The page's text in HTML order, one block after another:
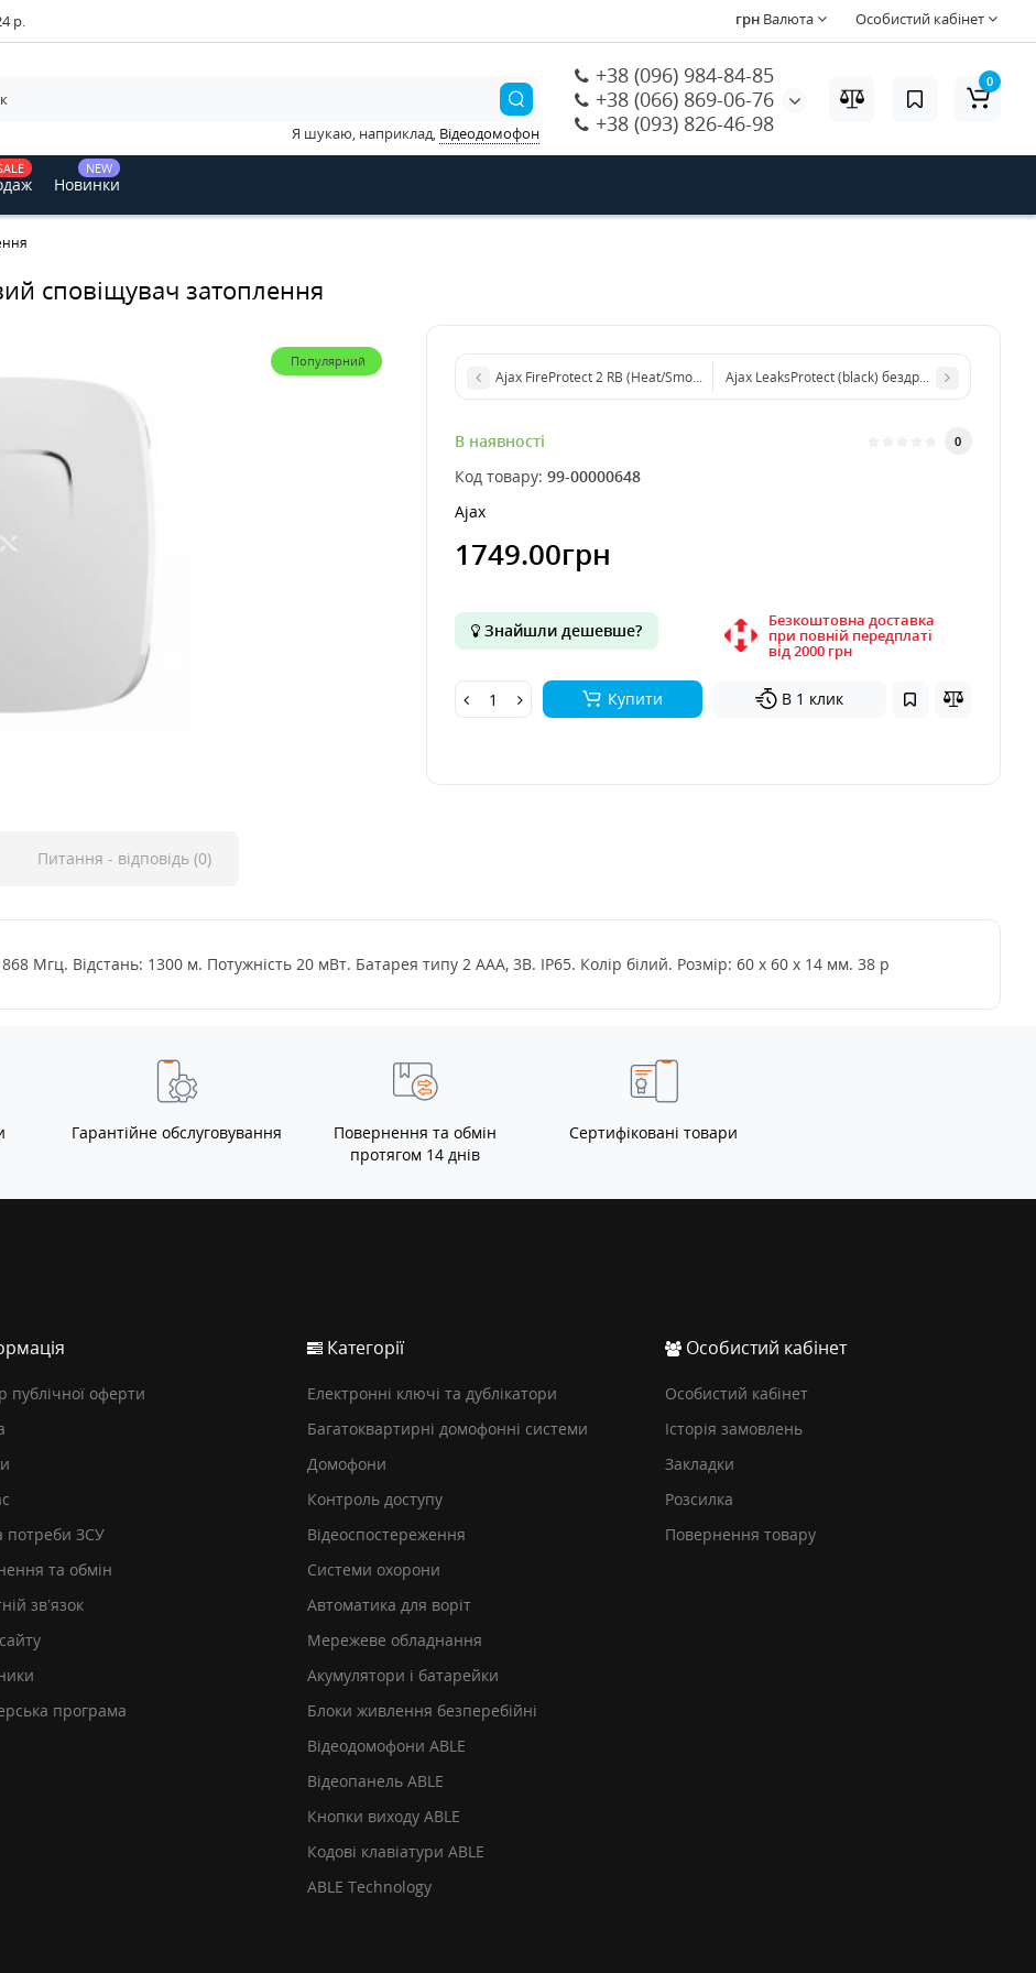
р. Особистий кабінет
грн Валюта
+38 (096) 984-84-85
+38 (066) 869-06-76
+38 (093) 826-46-98
Я шукаю, наприклад, Відеодомофон
0
NEW
Новинки
сповіщувач затоплення
Популярний
Ajax FireProtect 2 RB (Heat/Smoke/CO) (8EU) white бездротовий сповіщувач диму,
Ajax LeaksProtect (black) бездротовий
В наявності 0
Код товару: 99-00000648
Ajax
1749.00грн
Знайшли дешевше? Безкоштовна доставка
при повній передплаті
вiд 2000 грн
Купити В 1 клик
Питання - відповідь (0)
Мгц. Відстань: 1300 м. Потужність 20 мВт. Батарея типу 2 ААА, 3В. IP65. Колір білий. Розмір: 60 х 60 х 14 мм. 38 р
Гарантійне обслуговування
Повернення та обмін
протягом 14 днів
Сертифіковані товари
публічної оферти
потреби ЗСУ
та обмін
зв’язок
програма
Категорії
Електронні ключі та дублікатори
Багатоквартирні домофонні системи
Домофони
Контроль доступу
Відеоспостереження
Системи охорони
Автоматика для воріт
Мережеве обладнання
Акумулятори і батарейки
Блоки живлення безперебійні
Відеодомофони ABLE
Відеопанель ABLE
Кнопки виходу ABLE
Кодові клавіатури ABLE
ABLE Technology
Особистий кабінет
Особистий кабінет
Історія замовлень
Закладки
Розсилка
Повернення товару